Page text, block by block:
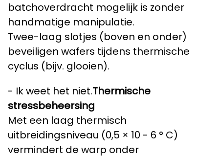
batchoverdracht mogelijk is zonder
handmatige manipulatie.
Twee-laag slotjes (boven en onder)
beveiligen wafers tijdens thermische
cyclus (bijv. glooien).
- Ik weet het niet.Thermische
stressbeheersing
Met een laag thermisch
uitbreidingsniveau (0,5 × 10 - 6 ° C)
vermindert de warp onder